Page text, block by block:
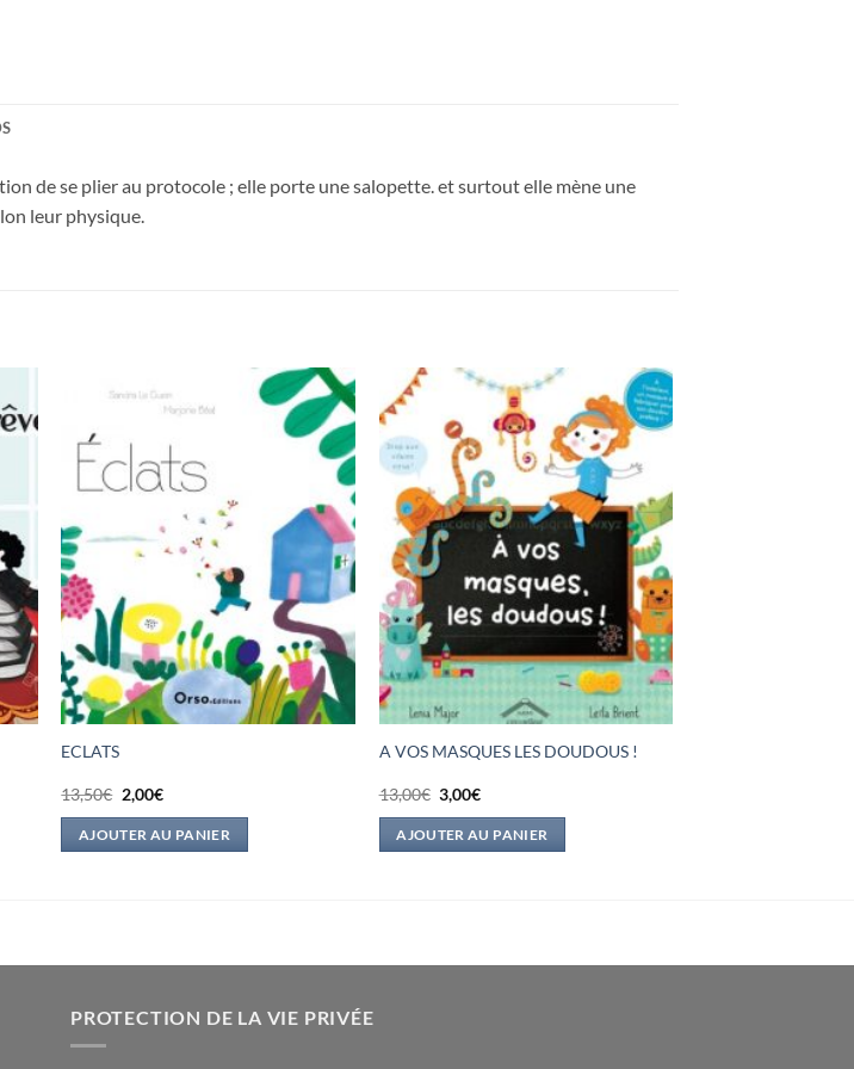
de se plier au protocole ; elle porte une salopette. et surtout elle mène une
leur physique.
ECLATS
13,50€ Le
prix
initial
était :
2,00€Le
actuel
est :
AJOUTER AU PANIER
A VOS MASQUES LES DOUDOUS !
13,00€ Le
prix
initial
était :
3,00€Le
actuel
est :
AJOUTER AU PANIER
PROTECTION DE LA VIE PRIVÉE